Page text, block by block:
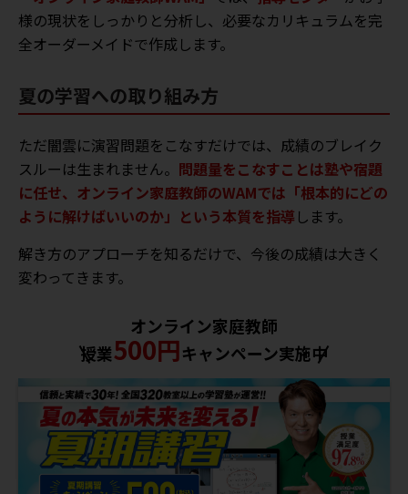
様の現状をしっかりと分析し、必要なカリキュラムを完
全オーダーメイドで作成します。
夏の学習への取り組み方
ただ闇雲に演習問題をこなすだけでは、成績のブレイク
スルーは生まれません。 問題量をこなすことは塾や宿題
に任せ、オンライン家庭教師のWAMでは「根本的にどの
ように解けばいいのか」という本質を指導 します。
解き方のアプローチを知るだけで、今後の成績は大きく
変わってきます。
オンライン家庭教師
授業500円キャンペーン実施中